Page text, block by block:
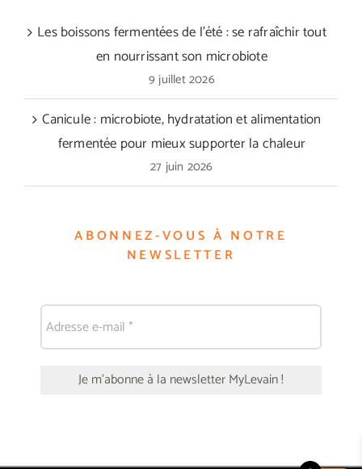
Les boissons fermentées de l’été : se rafraîchir tout
en nourrissant son microbiote
9 juillet 2026
Canicule : microbiote, hydratation et alimentation
fermentée pour mieux supporter la chaleur
27 juin 2026
ABONNEZ-VOUS À NOTRE
NEWSLETTER